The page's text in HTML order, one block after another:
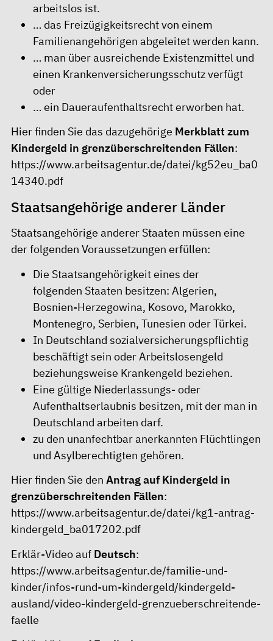
arbeitslos ist.
… das Freizügigkeitsrecht von einem
Familienangehörigen abgeleitet werden kann.
… man über ausreichende Existenzmittel und
einen Krankenversicherungsschutz verfügt
oder
… ein Daueraufenthaltsrecht erworben hat.
Hier finden Sie das dazugehörige Merkblatt zum
Kindergeld in grenzüberschreitenden Fällen:
https://www.arbeitsagentur.de/datei/kg52eu_ba0
14340.pdf
Staatsangehörige anderer Länder
Staatsangehörige anderer Staaten müssen eine
der folgenden Voraussetzungen erfüllen:
Die Staatsangehörigkeit eines der
folgenden Staaten besitzen: Algerien,
Bosnien-Herzegowina, Kosovo, Marokko,
Montenegro, Serbien, Tunesien oder Türkei.
In Deutschland sozialversicherungspflichtig
beschäftigt sein oder Arbeitslosengeld
beziehungsweise Krankengeld beziehen.
Eine gültige Niederlassungs- oder
Aufenthaltserlaubnis besitzen, mit der man in
Deutschland arbeiten darf.
zu den unanfechtbar anerkannten Flüchtlingen
und Asylberechtigten gehören.
Hier finden Sie den Antrag auf Kindergeld in
grenzüberschreitenden Fällen:
https://www.arbeitsagentur.de/datei/kg1-antrag-
kindergeld_ba017202.pdf
Erklär-Video auf Deutsch:
https://www.arbeitsagentur.de/familie-und-
kinder/infos-rund-um-kindergeld/kindergeld-
ausland/video-kindergeld-grenzueberschreitende-
faelle